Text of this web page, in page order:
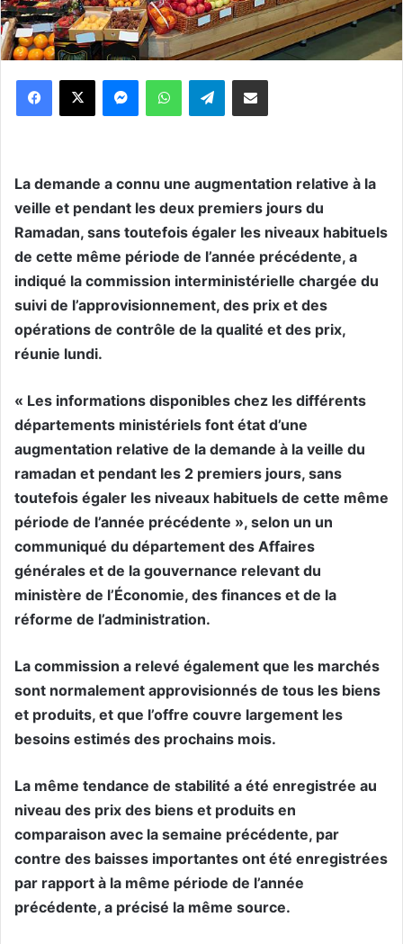
WhatsApp Telegram
La demande a connu une augmentation relative à la
veille et pendant les deux premiers jours du
Ramadan, sans toutefois égaler les niveaux habituels
de cette même période de l’année précédente, a
indiqué la commission interministérielle chargée du
suivi de l’approvisionnement, des prix et des
opérations de contrôle de la qualité et des prix,
réunie lundi.
« Les informations disponibles chez les différents
départements ministériels font état d’une
augmentation relative de la demande à la veille du
ramadan et pendant les 2 premiers jours, sans
toutefois égaler les niveaux habituels de cette même
période de l’année précédente », selon un un
communiqué du département des Affaires
générales et de la gouvernance relevant du
ministère de l’Économie, des finances et de la
réforme de l’administration.
La commission a relevé également que les marchés
sont normalement approvisionnés de tous les biens
et produits, et que l’offre couvre largement les
besoins estimés des prochains mois.
La même tendance de stabilité a été enregistrée au
niveau des prix des biens et produits en
comparaison avec la semaine précédente, par
contre des baisses importantes ont été enregistrées
par rapport à la même période de l’année
précédente, a précisé la même source.